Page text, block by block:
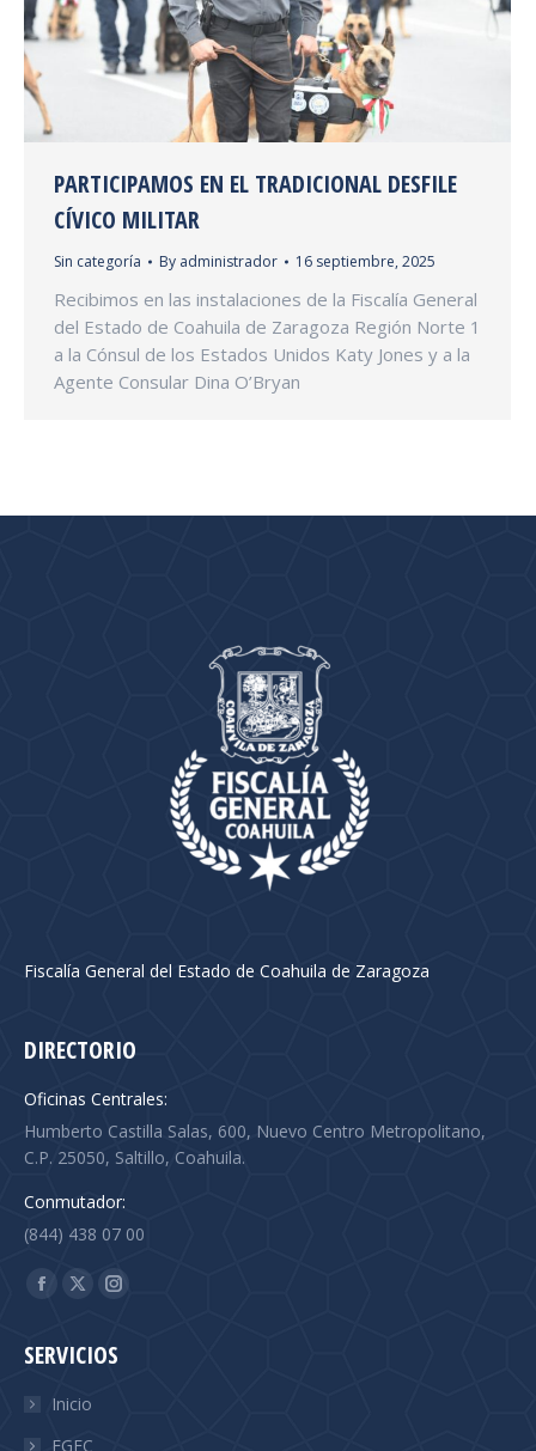
PARTICIPAMOS EN EL TRADICIONAL DESFILE
CÍVICO MILITAR
Sin categoría By administrador 16 septiembre, 2025
Recibimos en las instalaciones de la Fiscalía General
del Estado de Coahuila de Zaragoza Región Norte 1
a la Cónsul de los Estados Unidos Katy Jones y a la
Agente Consular Dina O’Bryan
Fiscalía General del Estado de Coahuila de Zaragoza
DIRECTORIO
Oficinas Centrales:
Humberto Castilla Salas, 600, Nuevo Centro Metropolitano,
C.P. 25050, Saltillo, Coahuila.
Conmutador:
(844) 438 07 00
Find us on:
Facebook
opens
X
opens
Instagram
opens
SERVICIOS
Inicio
FGEC